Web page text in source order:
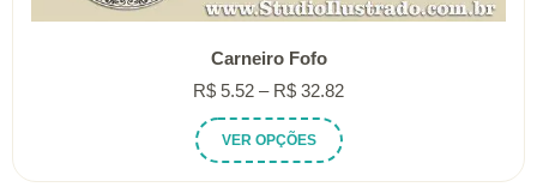
Carneiro Fofo
R$ 5.52 – R$ 32.82Faixa
VER OPÇÕES
produto
tem